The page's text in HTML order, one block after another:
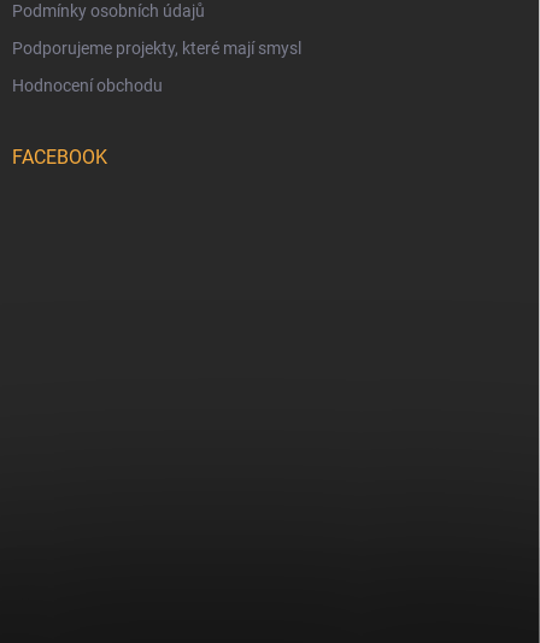
Podmínky osobních údajů
Podporujeme projekty, které mají smysl
Hodnocení obchodu
FACEBOOK